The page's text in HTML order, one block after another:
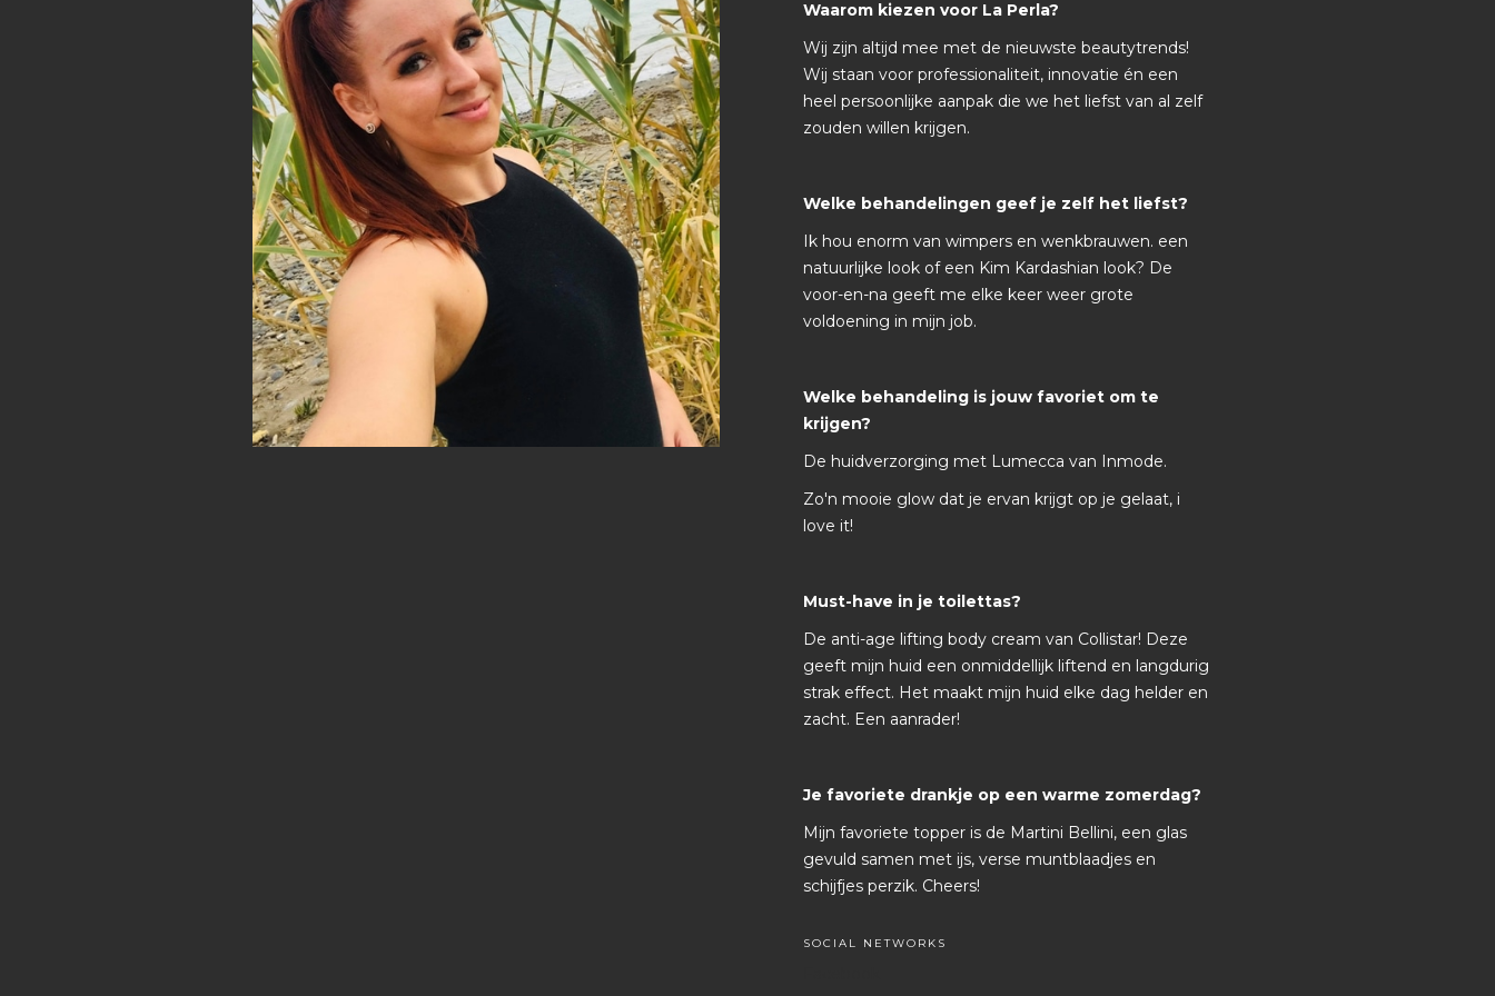
Waarom kiezen voor La Perla?
Wij zijn altijd mee met de nieuwste beautytrends!
Wij staan voor professionaliteit, innovatie én een
heel persoonlijke aanpak die we het liefst van al zelf
zouden willen krijgen.
Welke behandelingen geef je zelf het liefst?
Ik hou enorm van wimpers en wenkbrauwen. een
natuurlijke look of een Kim Kardashian look? De
voor-en-na geeft me elke keer weer grote
voldoening in mijn job.
Welke behandeling is jouw favoriet om te
krijgen?
De huidverzorging met Lumecca van Inmode.
Zo'n mooie glow dat je ervan krijgt op je gelaat, i
love it!
Must-have in je toilettas?
De anti-age lifting body cream van Collistar! Deze
geeft mijn huid een onmiddellijk liftend en langdurig
strak effect. Het maakt mijn huid elke dag helder en
zacht. Een aanrader!
Je favoriete drankje op een warme zomerdag?
Mijn favoriete topper is de Martini Bellini, een glas
gevuld samen met ijs, verse muntblaadjes en
schijfjes perzik. Cheers!
SOCIAL NETWORKS